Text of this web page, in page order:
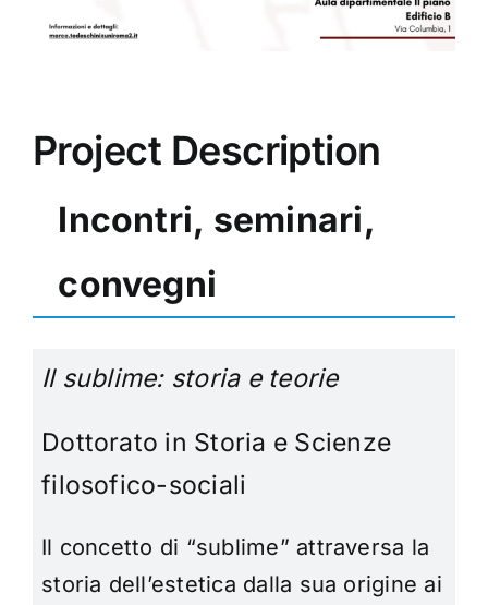
Project Description
Incontri, seminari,
convegni
Il sublime: storia e teorie
Dottorato in Storia e Scienze
filosofico-sociali
Il concetto di “sublime” attraversa la
storia dell’estetica dalla sua origine ai